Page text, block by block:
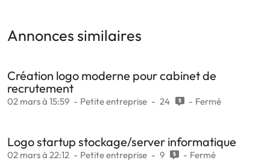
Annonces similaires
Création logo moderne pour cabinet de
recrutement
02 mars à 15:59 Petite entreprise 24 Fermé
Logo startup stockage/server informatique
02 mars à 22:12 Petite entreprise 9 Fermé